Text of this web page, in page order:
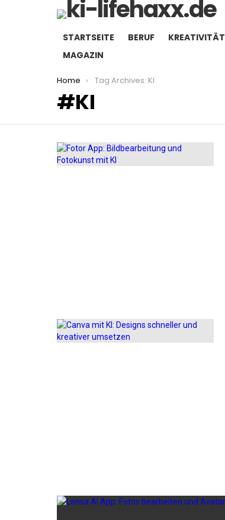
STARTSEITE BERUF KREATIVITÄT
MAGAZIN
You are here:
Home Tag Archives: KI
KI
MORE
STORIES